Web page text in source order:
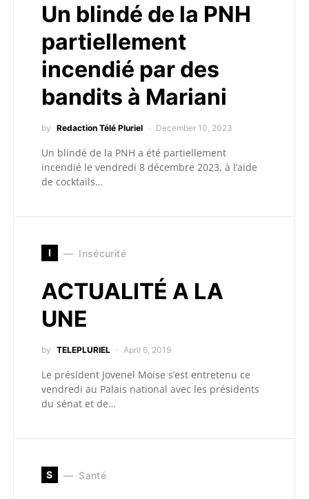
Un blindé de la PNH
partiellement
incendié par des
bandits à Mariani
by Redaction Télé Pluriel December 10, 2023
Un blindé de la PNH a été partiellement
incendié le vendredi 8 décembre 2023, à l’aide
de cocktails…
I Insécurité
ACTUALITÉ A LA
UNE
by TELEPLURIEL April 6, 2019
Le président Jovenel Moise s’est entretenu ce
vendredi au Palais national avec les présidents
du sénat et de…
S Santé